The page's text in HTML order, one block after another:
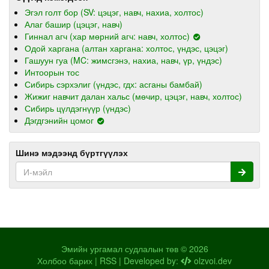
Эгэл голт бор (SV: цэцэг, навч, нахиа, холтос)
Алаг башир (цэцэг, навч)
Гиннал агч (хар мөрний агч: навч, холтос)
Одой харгана (алтан харгана: холтос, үндэс, цэцэг)
Гашуун гуа (MC: жимсгэнэ, нахиа, навч, үр, үндэс)
Интоорын тос
Сибирь сэрхэлиг (үндэс, гдх: асганы бамбай)
Жижиг навчит далан хальс (мөчир, цэцэг, навч, холтос)
Сибирь цүлдэгнүүр (үндэс)
Дэгдгэнийн цомог
Шинэ мэдээнд бүртгүүлэх
Эмийн ургамал судлалын төв © 2026
Холбоо барих | RSS | Developed by: olzvoi.dev